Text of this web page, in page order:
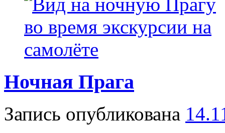
Ночная Прага
Запись опубликована